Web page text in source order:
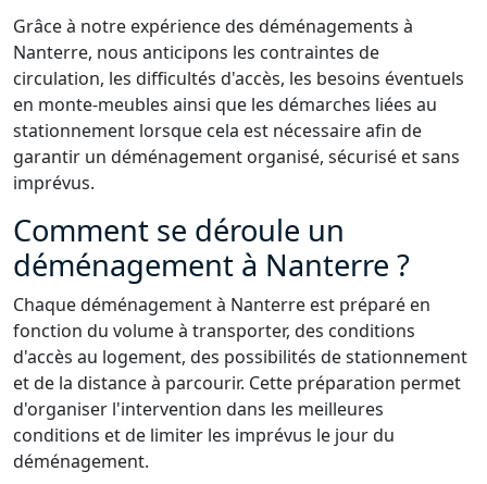
Grâce à notre expérience des déménagements à
Nanterre, nous anticipons les contraintes de
circulation, les difficultés d'accès, les besoins éventuels
en monte-meubles ainsi que les démarches liées au
stationnement lorsque cela est nécessaire afin de
garantir un déménagement organisé, sécurisé et sans
imprévus.
Comment se déroule un
déménagement à Nanterre ?
Chaque déménagement à Nanterre est préparé en
fonction du volume à transporter, des conditions
d'accès au logement, des possibilités de stationnement
et de la distance à parcourir. Cette préparation permet
d'organiser l'intervention dans les meilleures
conditions et de limiter les imprévus le jour du
déménagement.